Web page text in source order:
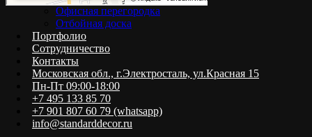
Офисная перегородка
Отбойная доска
Портфолио
Сотрудничество
Контакты
Московская обл., г.Электросталь, ул.Красная 15
Пн-Пт 09:00-18:00
+7 495 133 85 70
+7 901 807 60 79 (whatsapp)
info@standarddecor.ru
«ФЛАГМАН-ПАНЕЛЬ»
ИНН 5012110310
КПП 501201001